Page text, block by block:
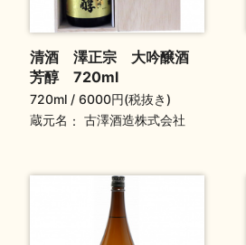
清酒 澤正宗 大吟醸酒
芳醇 720ml
720ml
6000円(税抜き)
蔵元名
古澤酒造株式会社